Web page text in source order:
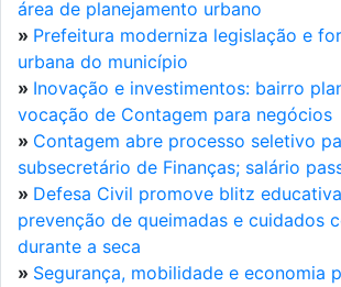
área de planejamento urbano
» Prefeitura moderniza legislação e
urbana do município
» Inovação e investimentos: bairro
vocação de Contagem para negócios
» Contagem abre processo seletivo
subsecretário de Finanças; salário
» Defesa Civil promove blitz
prevenção de queimadas e cuidados
durante a seca
» Segurança, mobilidade e economia